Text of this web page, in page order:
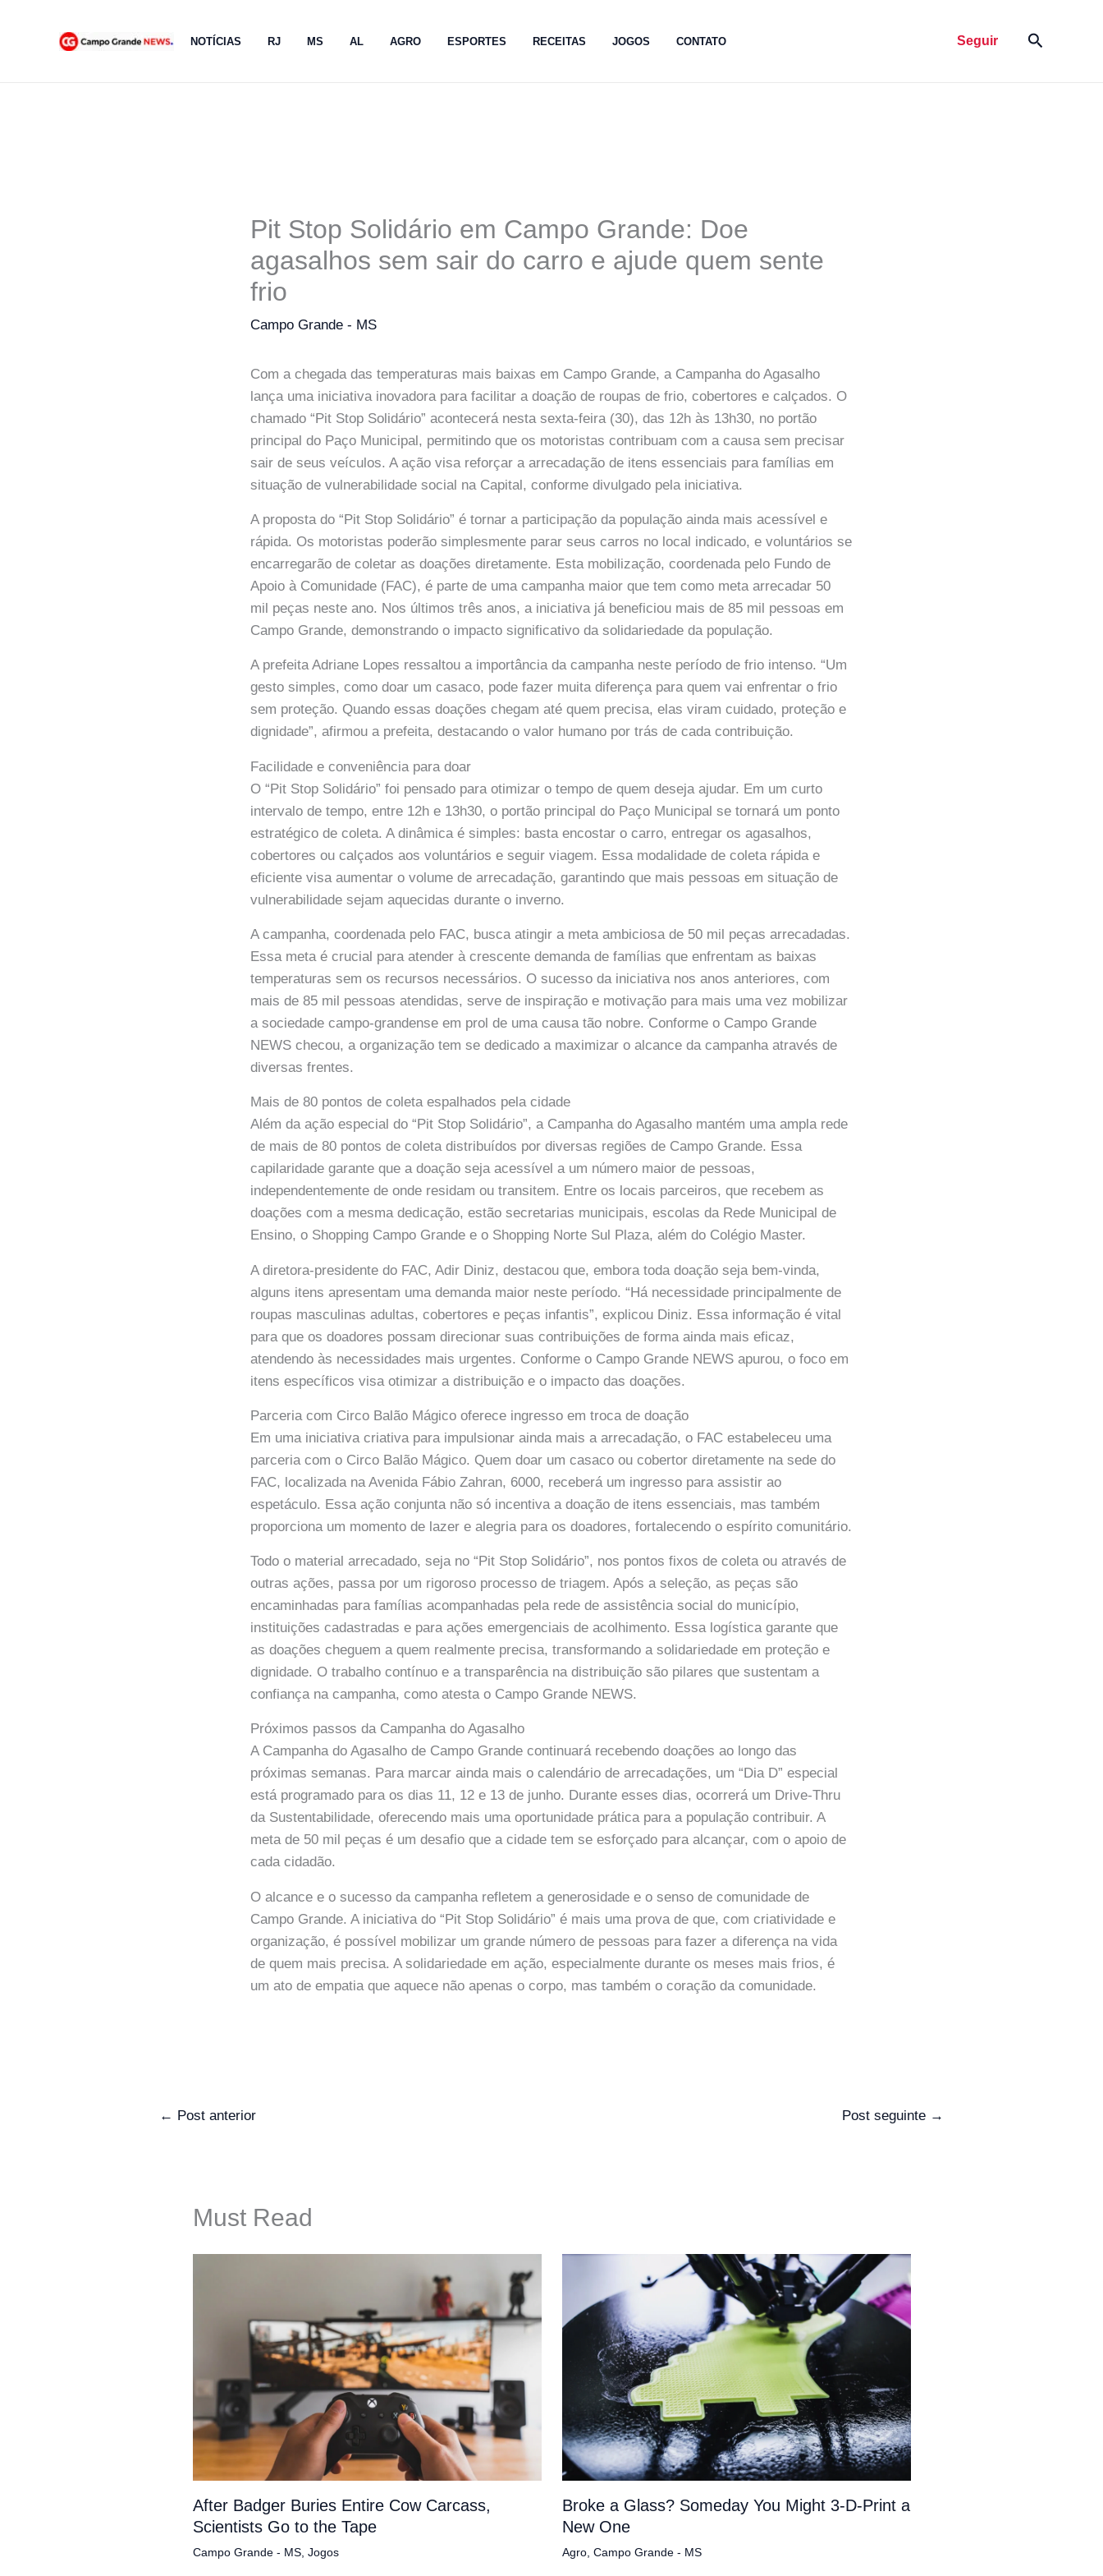
NOTÍCIAS RJ MS AL AGRO ESPORTES RECEITAS JOGOS CONTATO Seguir Pesquisar
Pit Stop Solidário em Campo Grande: Doe
agasalhos sem sair do carro e ajude quem sente
frio
Campo Grande - MS
Com a chegada das temperaturas mais baixas em Campo Grande, a Campanha do Agasalho
lança uma iniciativa inovadora para facilitar a doação de roupas de frio, cobertores e calçados. O
chamado “Pit Stop Solidário” acontecerá nesta sexta-feira (30), das 12h às 13h30, no portão
principal do Paço Municipal, permitindo que os motoristas contribuam com a causa sem precisar
sair de seus veículos. A ação visa reforçar a arrecadação de itens essenciais para famílias em
situação de vulnerabilidade social na Capital, conforme divulgado pela iniciativa.
A proposta do “Pit Stop Solidário” é tornar a participação da população ainda mais acessível e
rápida. Os motoristas poderão simplesmente parar seus carros no local indicado, e voluntários se
encarregarão de coletar as doações diretamente. Esta mobilização, coordenada pelo Fundo de
Apoio à Comunidade (FAC), é parte de uma campanha maior que tem como meta arrecadar 50
mil peças neste ano. Nos últimos três anos, a iniciativa já beneficiou mais de 85 mil pessoas em
Campo Grande, demonstrando o impacto significativo da solidariedade da população.
A prefeita Adriane Lopes ressaltou a importância da campanha neste período de frio intenso. “Um
gesto simples, como doar um casaco, pode fazer muita diferença para quem vai enfrentar o frio
sem proteção. Quando essas doações chegam até quem precisa, elas viram cuidado, proteção e
dignidade”, afirmou a prefeita, destacando o valor humano por trás de cada contribuição.
Facilidade e conveniência para doar
O “Pit Stop Solidário” foi pensado para otimizar o tempo de quem deseja ajudar. Em um curto
intervalo de tempo, entre 12h e 13h30, o portão principal do Paço Municipal se tornará um ponto
estratégico de coleta. A dinâmica é simples: basta encostar o carro, entregar os agasalhos,
cobertores ou calçados aos voluntários e seguir viagem. Essa modalidade de coleta rápida e
eficiente visa aumentar o volume de arrecadação, garantindo que mais pessoas em situação de
vulnerabilidade sejam aquecidas durante o inverno.
A campanha, coordenada pelo FAC, busca atingir a meta ambiciosa de 50 mil peças arrecadadas.
Essa meta é crucial para atender à crescente demanda de famílias que enfrentam as baixas
temperaturas sem os recursos necessários. O sucesso da iniciativa nos anos anteriores, com
mais de 85 mil pessoas atendidas, serve de inspiração e motivação para mais uma vez mobilizar
a sociedade campo-grandense em prol de uma causa tão nobre. Conforme o Campo Grande
NEWS checou, a organização tem se dedicado a maximizar o alcance da campanha através de
diversas frentes.
Mais de 80 pontos de coleta espalhados pela cidade
Além da ação especial do “Pit Stop Solidário”, a Campanha do Agasalho mantém uma ampla rede
de mais de 80 pontos de coleta distribuídos por diversas regiões de Campo Grande. Essa
capilaridade garante que a doação seja acessível a um número maior de pessoas,
independentemente de onde residam ou transitem. Entre os locais parceiros, que recebem as
doações com a mesma dedicação, estão secretarias municipais, escolas da Rede Municipal de
Ensino, o Shopping Campo Grande e o Shopping Norte Sul Plaza, além do Colégio Master.
A diretora-presidente do FAC, Adir Diniz, destacou que, embora toda doação seja bem-vinda,
alguns itens apresentam uma demanda maior neste período. “Há necessidade principalmente de
roupas masculinas adultas, cobertores e peças infantis”, explicou Diniz. Essa informação é vital
para que os doadores possam direcionar suas contribuições de forma ainda mais eficaz,
atendendo às necessidades mais urgentes. Conforme o Campo Grande NEWS apurou, o foco em
itens específicos visa otimizar a distribuição e o impacto das doações.
Parceria com Circo Balão Mágico oferece ingresso em troca de doação
Em uma iniciativa criativa para impulsionar ainda mais a arrecadação, o FAC estabeleceu uma
parceria com o Circo Balão Mágico. Quem doar um casaco ou cobertor diretamente na sede do
FAC, localizada na Avenida Fábio Zahran, 6000, receberá um ingresso para assistir ao
espetáculo. Essa ação conjunta não só incentiva a doação de itens essenciais, mas também
proporciona um momento de lazer e alegria para os doadores, fortalecendo o espírito comunitário.
Todo o material arrecadado, seja no “Pit Stop Solidário”, nos pontos fixos de coleta ou através de
outras ações, passa por um rigoroso processo de triagem. Após a seleção, as peças são
encaminhadas para famílias acompanhadas pela rede de assistência social do município,
instituições cadastradas e para ações emergenciais de acolhimento. Essa logística garante que
as doações cheguem a quem realmente precisa, transformando a solidariedade em proteção e
dignidade. O trabalho contínuo e a transparência na distribuição são pilares que sustentam a
confiança na campanha, como atesta o Campo Grande NEWS.
Próximos passos da Campanha do Agasalho
A Campanha do Agasalho de Campo Grande continuará recebendo doações ao longo das
próximas semanas. Para marcar ainda mais o calendário de arrecadações, um “Dia D” especial
está programado para os dias 11, 12 e 13 de junho. Durante esses dias, ocorrerá um Drive-Thru
da Sustentabilidade, oferecendo mais uma oportunidade prática para a população contribuir. A
meta de 50 mil peças é um desafio que a cidade tem se esforçado para alcançar, com o apoio de
cada cidadão.
O alcance e o sucesso da campanha refletem a generosidade e o senso de comunidade de
Campo Grande. A iniciativa do “Pit Stop Solidário” é mais uma prova de que, com criatividade e
organização, é possível mobilizar um grande número de pessoas para fazer a diferença na vida
de quem mais precisa. A solidariedade em ação, especialmente durante os meses mais frios, é
um ato de empatia que aquece não apenas o corpo, mas também o coração da comunidade.
← Post anterior Post seguinte →
Must Read
After Badger Buries Entire Cow Carcass,
Scientists Go to the Tape
Campo Grande - MS, Jogos
Broke a Glass? Someday You Might 3-D-Print a
New One
Agro, Campo Grande - MS